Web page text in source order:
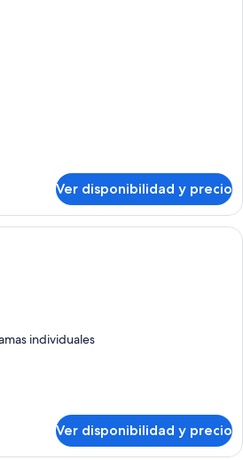
Ver disponibilidad y precio
Una habitación de hotel moderna
individuales
Ver disponibilidad y precio